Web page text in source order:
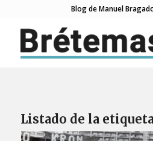
Blog de Manuel
Listado de la